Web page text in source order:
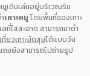
มูเดินเล่นอยู่บริเวณริม
เกาะหมูโดยพื้นที่ของเกาะ
ที่ใสสะอาด สามารถมาดำ
เที่ยวเกาะมัดสุมได้แบบวัน
มยังสามารถไปถ่ายรูป